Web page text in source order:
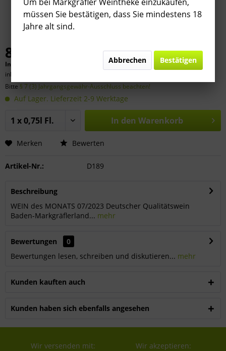
8,80 € *
Inhalt:
inkl. MwSt.
Bitte § 7 (3) Jahrgangsgewähr-Ausschluss beachten!
Auf Lager. Lieferzeit 2-9 Werktage
In den Warenkorb
Merken Bewerten
Artikel-Nr.: D189
Beschreibung
WEIN des MONATS 07/2023 Deutscher Qualitätswein
Baden-Markgräflerland... mehr
Bewertungen
0
Bewertungen lesen, schreiben und diskutieren... mehr
Kunden kauften auch
Kunden haben sich ebenfalls angesehen
Wir versenden mit: Wir akzeptieren:
müssen Sie bestätigen, dass Sie mindestens 18
Jahre alt sind.
Abbrechen Bestätigen